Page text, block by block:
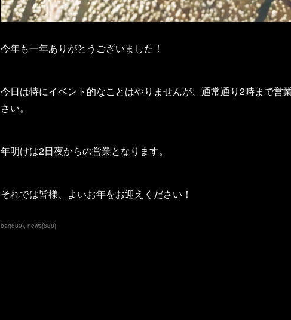
今年も一年ありがとうございました！
今日は特にイベント的なことはやりませんが、通常通り2時まで営
さい。
年明けは2日夜からの営業となります。
それでは皆様、よいお年をお迎えください！
bar(689) news(688)